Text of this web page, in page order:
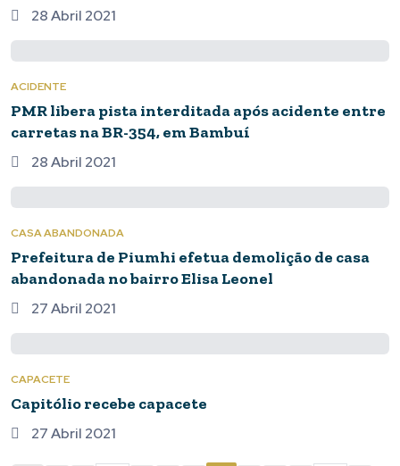
28 Abril 2021
ACIDENTE
PMR libera pista interditada após acidente entre
carretas na BR-354, em Bambuí
28 Abril 2021
CASA ABANDONADA
Prefeitura de Piumhi efetua demolição de casa
abandonada no bairro Elisa Leonel
27 Abril 2021
CAPACETE
Capitólio recebe capacete
27 Abril 2021